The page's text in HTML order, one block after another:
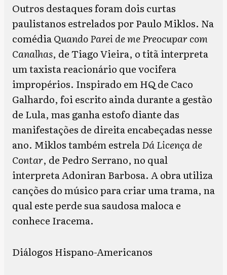
Outros destaques foram dois curtas
paulistanos estrelados por Paulo Miklos. Na
comédiaQuando Parei de me Preocupar com
Canalhas, de Tiago Vieira, o titã interpreta
um taxista reacionário que vocifera
impropérios. Inspirado em HQ de Caco
Galhardo, foi escrito ainda durante a gestão
de Lula, mas ganha estofo diante das
manifestações de direita encabeçadas nesse
ano. Miklos também estrelaDá Licença de
Contar, de Pedro Serrano, no qual
interpreta Adoniran Barbosa. A obra utiliza
canções do músico para criar uma trama, na
qual este perde sua saudosa maloca e
conhece Iracema.
Diálogos Hispano-Americanos